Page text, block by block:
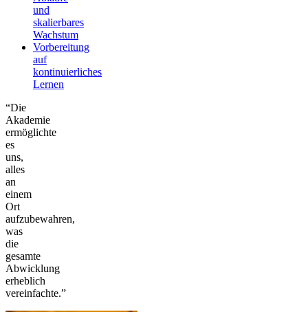
und
skalierbares
Wachstum
Vorbereitung
auf
kontinuierliches
Lernen
“Die
Akademie
ermöglichte
es
uns,
alles
an
einem
Ort
aufzubewahren,
was
die
gesamte
Abwicklung
erheblich
vereinfachte.”